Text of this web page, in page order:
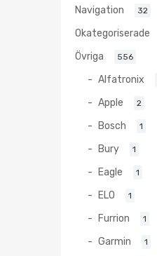
Navigation 32
Okategoriserade
Övriga 556
Alfatronix
Apple 2
Bosch 1
Bury 1
Eagle 1
ELO 1
Furrion 1
Garmin 1